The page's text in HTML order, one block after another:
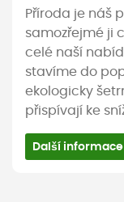
Příroda je náš
samozřejmé ji
celé naší
stavíme do
ekologicky
přispívají ke
Další informace